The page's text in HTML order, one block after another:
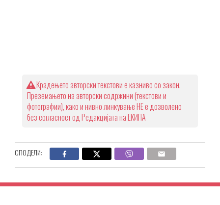
Крадењето авторски текстови е казниво со закон.
Преземањето на авторски содржини (текстови и
фотографии), како и нивно линкување НЕ е дозволено
без согласност од Редакцијата на ЕКИПА
СПОДЕЛИ: